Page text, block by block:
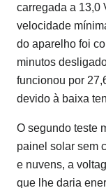
carregada a 13,0
velocidade
do aparelho foi
minutos
funcionou por
devido à baixa
O segundo teste
painel solar sem
e nuvens, a
que lhe daria